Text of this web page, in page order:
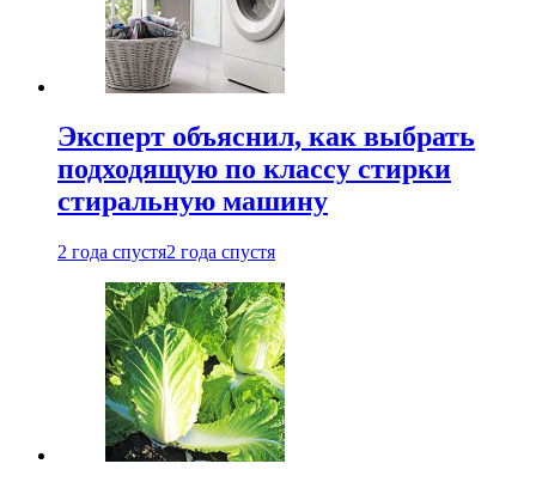
Эксперт объяснил, как выбрать
подходящую по классу стирки
стиральную машину
2 года спустя2 года спустя